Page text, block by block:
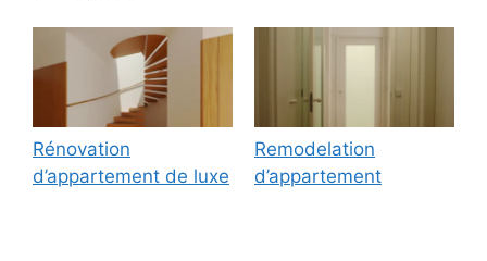
Rénovation
d’appartement de luxe
Remodelation
d’appartement